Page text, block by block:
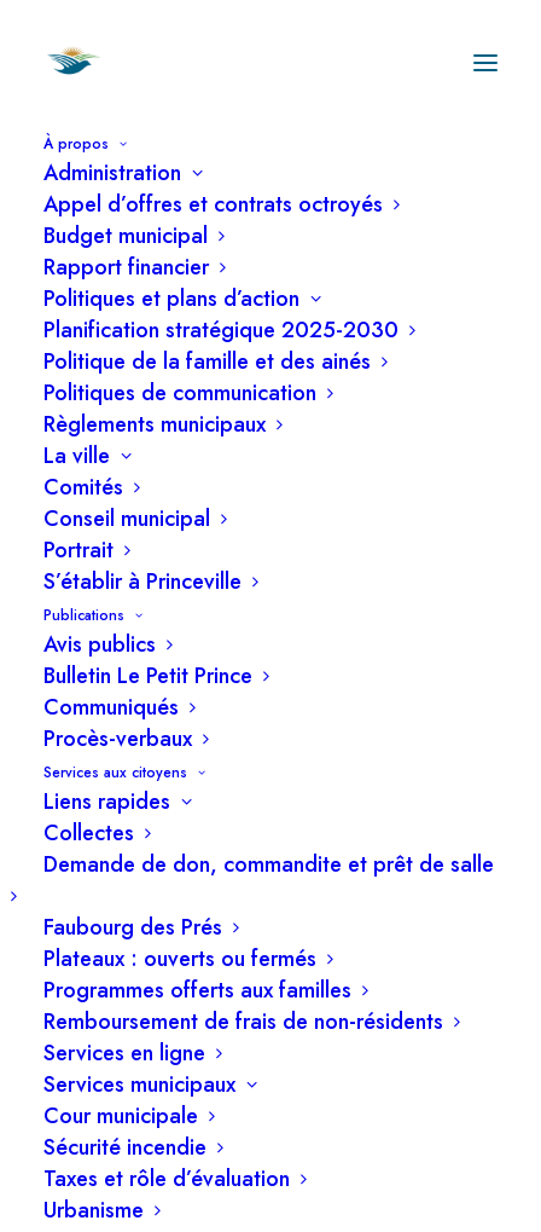
À propos
Administration
Appel d’offres et contrats octroyés
Budget municipal
Rapport financier
Politiques et plans d’action
Planification stratégique 2025-2030
Politique de la famille et des ainés
Politiques de communication
Règlements municipaux
La ville
Comités
Conseil municipal
Portrait
S’établir à Princeville
Publications
Avis publics
Bulletin Le Petit Prince
Communiqués
Procès-verbaux
Services aux citoyens
Liens rapides
Collectes
Demande de don, commandite et prêt de salle
Faubourg des Prés
Plateaux : ouverts ou fermés
Programmes offerts aux familles
Remboursement de frais de non-résidents
Services en ligne
Services municipaux
Cour municipale
Sécurité incendie
Taxes et rôle d’évaluation
Urbanisme
Ordre du jour de
la séance ordinaire
du 10 février 2025
8 février 2025
Les membres du conseil municipal tiendront une
séance extraordinaire, le lundi